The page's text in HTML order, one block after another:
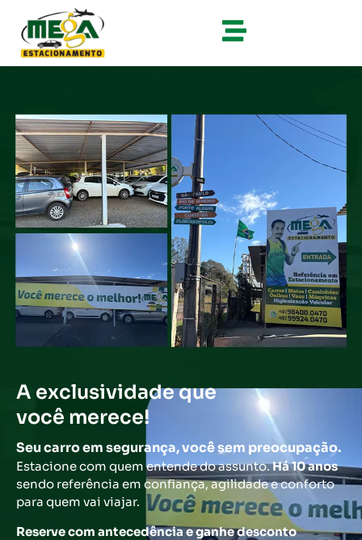
A exclusividade que
você merece!
Seu carro em segurança, você sem preocupação.
Estacione com quem entende do assunto.Há 10 anos
sendo referência em confiança, agilidade e conforto
para quem vai viajar.
Reserve com antecedência e ganhe desconto